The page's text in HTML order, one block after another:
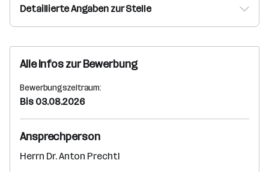
Detaillierte Angaben zur Stelle
Alle Infos zur Bewerbung
Bewerbungszeitraum:
Bis 03.08.2026
Ansprechperson
Herrn Dr. Anton Prechtl